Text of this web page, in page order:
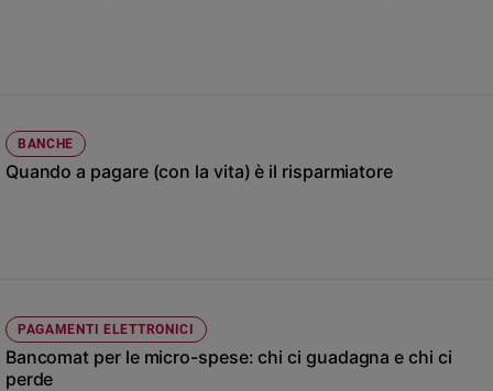
e
spiritualità
del
giorno
Santo
BANCHE
Quando a pagare (con la vita) è il risparmiatore
PAGAMENTI ELETTRONICI
Bancomat per le micro-spese: chi ci guadagna e chi ci
perde